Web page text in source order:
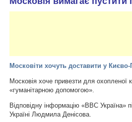
Московіти хочуть доставити у
Московія хоче привезти для охопленої
«гуманітарною допомогою».
Відповідну інформацію «ВВС
Україні Людмила Денісова.